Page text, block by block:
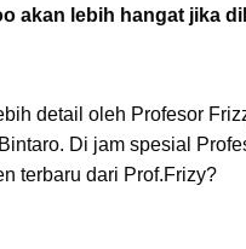
akan lebih hangat jika
detail oleh Profesor
Di jam spesial
terbaru dari Prof.Frizy?